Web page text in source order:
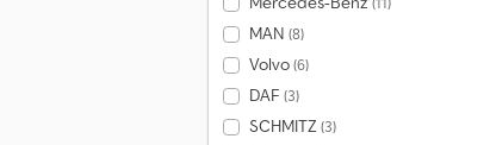
MAN (8)
Volvo(6)
DAF (3)
SCHMITZ(3)